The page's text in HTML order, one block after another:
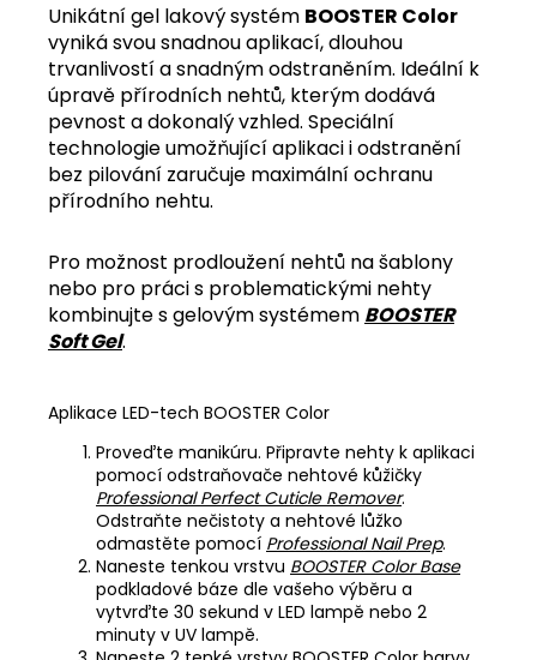
Unikátní gel lakový systém BOOSTER Color
vyniká svou snadnou aplikací, dlouhou
trvanlivostí a snadným odstraněním. Ideální k
úpravě přírodních nehtů, kterým dodává
pevnost a dokonalý vzhled. Speciální
technologie umožňující aplikaci i odstranění
bez pilování zaručuje maximální ochranu
přírodního nehtu.
Pro možnost prodloužení nehtů na šablony
nebo pro práci s problematickými nehty
kombinujte s gelovým systémem BOOSTER
Soft Gel.
Aplikace LED-tech BOOSTER Color
Proveďte manikúru. Připravte nehty k aplikaci
pomocí odstraňovače nehtové kůžičky
Professional Perfect Cuticle Remover.
Odstraňte nečistoty a nehtové lůžko
odmastěte pomocí Professional Nail Prep.
Naneste tenkou vrstvu BOOSTER Color Base
podkladové báze dle vašeho výběru a
vytvrďte 30 sekund v LED lampě nebo 2
minuty v UV lampě.